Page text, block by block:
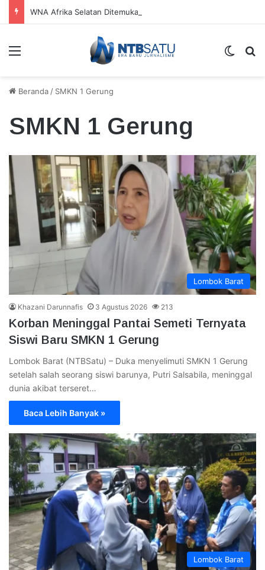
Menu
Beranda / SMKN 1 Gerung
SMKN 1 Gerung
Lombok Barat
Khazani Darunnafis 3 Agustus 2026 213
Korban Meninggal Pantai Semeti Ternyata
Siswi Baru SMKN 1 Gerung
Lombok Barat (NTBSatu) – Duka menyelimuti SMKN 1 Gerung
setelah salah seorang siswi barunya, Putri Salsabila, meninggal
dunia akibat terseret…
Baca Lebih Banyak »
Lombok Barat